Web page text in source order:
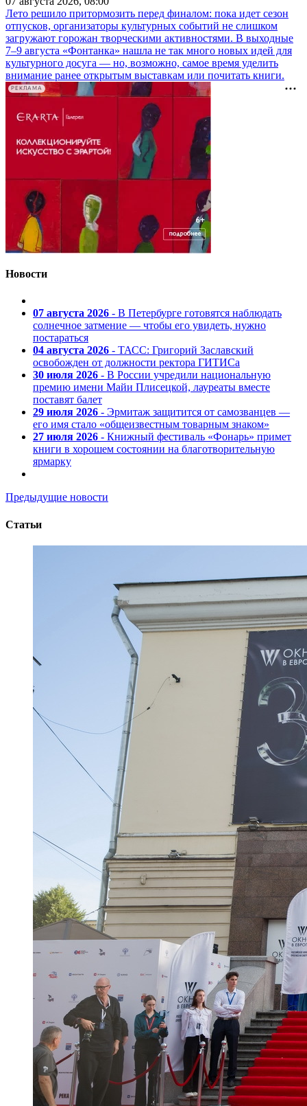
Лето решило притормозить перед финалом: пока идет сезон
отпусков, организаторы культурных событий не слишком
загружают горожан творческими активностями. В выходные
7–9 августа «Фонтанка» нашла не так много новых идей для
культурного досуга — но, возможно, самое время уделить
внимание ранее открытым выставкам или почитать книги.
РЕКЛАМА
Новости
07 августа 2026 - В Петербурге готовятся наблюдать
солнечное затмение — чтобы его увидеть, нужно
постараться
04 августа 2026 - ТАСС: Григорий Заславский
освобожден от должности ректора ГИТИСа
30 июля 2026 - В России учредили национальную
премию имени Майи Плисецкой, лауреаты вместе
поставят балет
29 июля 2026 - Эрмитаж защитится от самозванцев —
его имя стало «общеизвестным товарным знаком»
27 июля 2026 - Книжный фестиваль «Фонарь» примет
книги в хорошем состоянии на благотворительную
ярмарку
Предыдущие новости
Статьи